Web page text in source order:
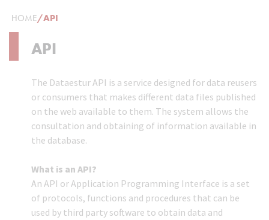
HOME/API
API
The Dataestur API is a service designed for data reusers
or consumers that makes different data files published
on the web available to them. The system allows the
consultation and obtaining of information available in
the database.
What is an API?
An API or Application Programming Interface is a set
of protocols, functions and procedures that can be
used by third party software to obtain data and